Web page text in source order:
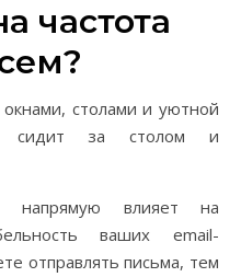
частота
напрямую влияет на
ваших email-
отправлять письма, тем